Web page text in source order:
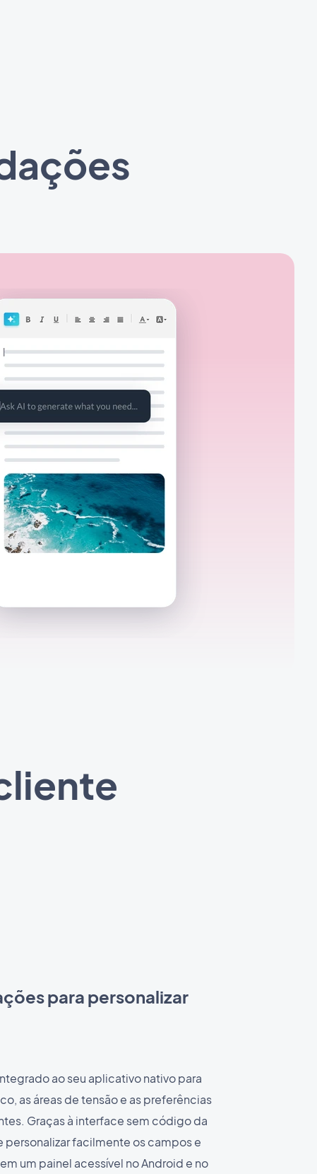
para personalizar
ao seu aplicativo nativo para
as áreas de tensão e as preferências
Graças à interface sem código da
facilmente os campos e
um painel acessível no Android e no